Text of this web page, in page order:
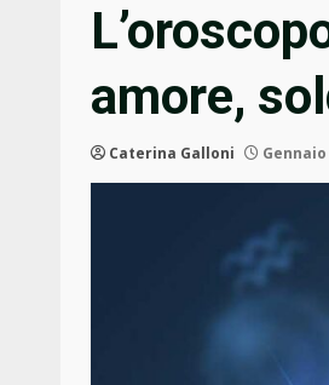
amore,
Caterina Galloni Gennaio